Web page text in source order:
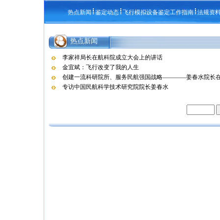
热点新闻 鉴定动态 飞行模拟设备鉴定工作指南 法规资
热点新闻
李家祥局长在航科院成立大会上的讲话
金宜斌：飞行改变了我的人生
创建一流科研院所、服务民航强国战略————姜春水院长
专访中国民航科学技术研究院院长姜春水